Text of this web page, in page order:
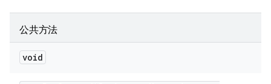
公共方法
void